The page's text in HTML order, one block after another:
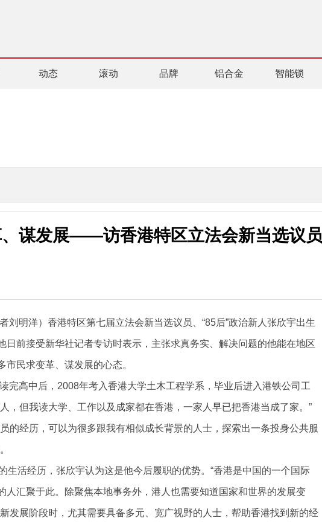
动态 滚动 品牌 铝合金 智能锁
、谋发展——访香港特区立法会新当选议员
刘明洋）香港特区第七届立法会新当选议员、“85后”政治新人张欣宇出生
日前接受新华社记者专访时表示，主张求真务实、解决问题的他能在地区
民求变革、谋发展的心态。
完高中后，2008年考入香港大学土木工程学系，毕业后进入港铁公司工
，但我读大学、工作以及成家都在香港，一家人早已把香港当成了家。”
的经历，可以为很多跟我有相似成长背景的人士，探索出一条投身公共服
生活经历，张欣宇认为这是他今后履职的优势。“香港是中国的一个国际
人汇聚于此。除聚焦本地事务外，港人也需要知道国家和世界的发展变
发展阶段时，尤其需要具备多元、宽广视野的人士，帮助香港找到新的经